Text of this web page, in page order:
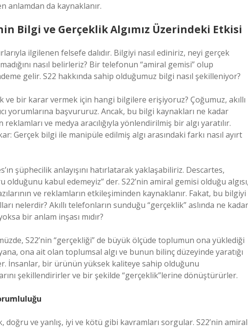
anlamdan da kaynaklanır.
Bilgi ve Gerçeklik Algımız Üzerindeki Etkisi
ilgilenen felsefe dalıdır. Bilgiyi nasıl ediniriz, neyi gerçek
nasıl belirleriz? Bir telefonun “amiral gemisi” olup
gelir. S22 hakkında sahip olduğumuz bilgi nasıl şekilleniyor?
bir karar vermek için hangi bilgilere erişiyoruz? Çoğumuz, akıllı
yorumlarına başvururuz. Ancak, bu bilgi kaynakları ne kadar
ve medya aracılığıyla yönlendirilmiş bir algı yaratılır.
Gerçek bilgi ile manipüle edilmiş algı arasındaki farkı nasıl ayırt
şüphecilik anlayışını hatırlatarak yaklaşabiliriz. Descartes,
kabul edemeyiz” der. S22’nin amiral gemisi olduğu
ve reklamların etkileşiminden kaynaklanır. Fakat, bu bilgiyi
nelerdir? Akıllı telefonların sunduğu “gerçeklik” aslında ne kadar
bir anlam inşası mıdır?
S22’nin “gerçekliği” de büyük ölçüde toplumun ona yüklediği
ona ait olan toplumsal algı ve bunun bilinç düzeyinde yaratığı
İnsanlar, bir ürünün yüksek kaliteye sahip olduğunu
şekillendirirler ve bir şekilde “gerçeklik”lerine dönüştürürler.
ve yanlış, iyi ve kötü gibi kavramları sorgular. S22’nin amiral